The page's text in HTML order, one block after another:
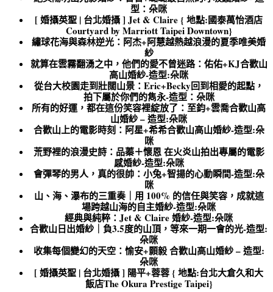
型：朵咪
[ 婚攝英聖 | 台北婚攝 ] Jet & Claire { 地點:國泰萬怡酒店
Courtyard by Marriott Taipei Downtown}
繡球花海與森林逆光：阿杰+阿慧越熱越浪漫的夏季唯美婚
紗
就算在雲霧翻湧之中，他們的愛不曾迷路：佑佑+KJ合歡山
高山婚紗-造型:朵咪
從台大校園走到壯闊山景：Eric+Becky回到相愛的起點，
拍下屬於你們的雋永-造型：朵咪
所有的好運，都在這份笑容裡綻放了：至鈞+雲喬合歡山高
山婚紗 – 造型:朵咪
合歡山上的電影時刻：阿星+希希合歡山高山婚紗-造型:朵
咪
荒野裡的浪漫史詩：品蓁＋懷恩 在火炎山拍出專屬的電影
感婚紗-造型:朵咪
會彈琴的男人，真的很帥：小兔+智揚的心動瞬間-造型:朵
咪
山、海、瀑布的三重奏｜用 100% 的信任與笑容，成就這
場跨越山海的自主婚紗-造型:朵咪
經典與純粹：Jet & Claire 婚紗-造型:朵咪
合歡山日出婚紗｜負3.5度的山頂，等來一期一會的光-造型:
朵咪
收集每個變幻的天空：愉安+顥毅 合歡山高山婚紗 – 造型:
朵咪
[ 婚攝英聖 | 台北婚攝 ] 陽平+蓉蓉 { 地點:台北大倉久和大
飯店The Okura Prestige Taipei}